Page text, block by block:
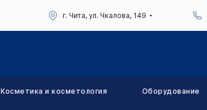
г. Чита, ул. Чкалова, 149
Косметика и косметология Оборудование